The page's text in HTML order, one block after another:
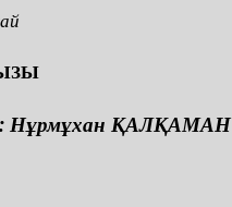
Нұрмұхан ҚАЛҚАМАН